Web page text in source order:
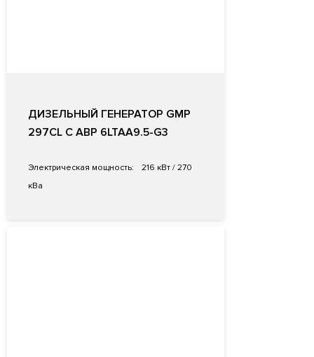
ДИЗЕЛЬНЫЙ ГЕНЕРАТОР GMP
297CL С АВР 6LTAA9.5-G3
Электрическая мощность:
216 кВт / 270
кВа